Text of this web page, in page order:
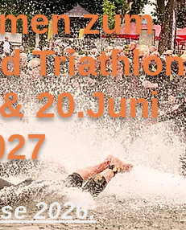
zum
Triathlon
20.Juni
2026: